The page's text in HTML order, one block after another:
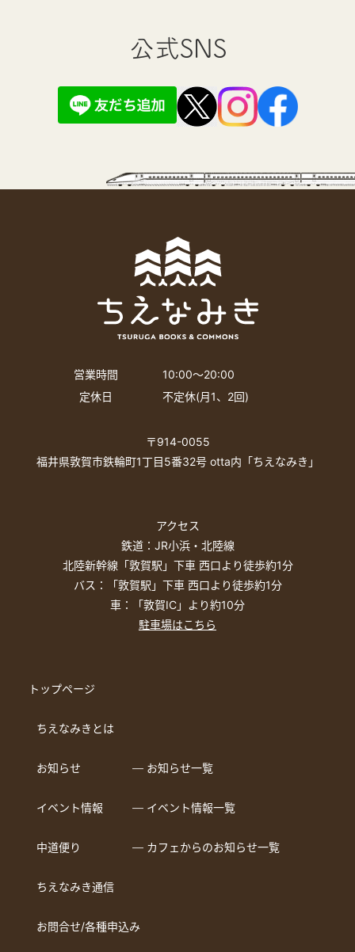
公式SNS
営業時間
10:00〜20:00
定休日
不定休(月1、2回)
〒914-0055
福井県敦賀市鉄輪町1丁目5番32号 otta内「ちえなみき」
アクセス
鉄道：JR小浜・北陸線
北陸新幹線「敦賀駅」下車 西口より徒歩約1分
バス：「敦賀駅」下車 西口より徒歩約1分
車：「敦賀IC」より約10分
駐車場はこちら
トップページ
ちえなみきとは
お知らせ ― お知らせ一覧
イベント情報 ― イベント情報一覧
中道便り ― カフェからのお知らせ一覧
ちえなみき通信
お問合せ/各種申込み